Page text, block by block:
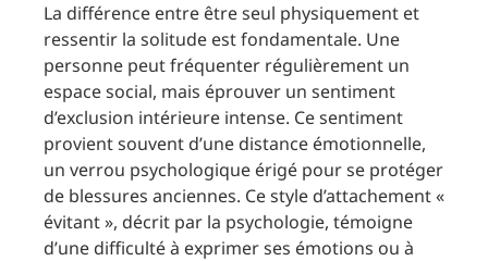
La différence entre être seul physiquement et
ressentir la solitude est fondamentale. Une
personne peut fréquenter régulièrement un
espace social, mais éprouver un sentiment
d’exclusion intérieure intense. Ce sentiment
provient souvent d’une distance émotionnelle,
un verrou psychologique érigé pour se protéger
de blessures anciennes. Ce style d’attachement «
évitant », décrit par la psychologie, témoigne
d’une difficulté à exprimer ses émotions ou à